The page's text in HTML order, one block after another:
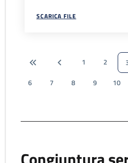
SCARICA FILE
1 2
6
7 8 9 10